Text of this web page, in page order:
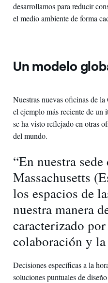
desarrollamos para reducir
el medio ambiente de forma
Un modelo
Nuestras nuevas oficinas de
el ejemplo más reciente de un
se ha visto reflejado en otras
del mundo.
“En nuestra
Massachusetts
los espacios de
nuestra manera
caracterizado
colaboración y
Decisiones específicas a la
soluciones puntuales de